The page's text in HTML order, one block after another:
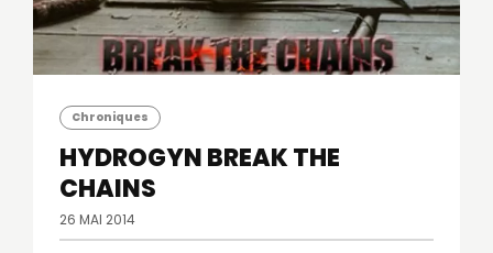
Chroniques
HYDROGYNBREAK THE
CHAINS
26 MAI 2014